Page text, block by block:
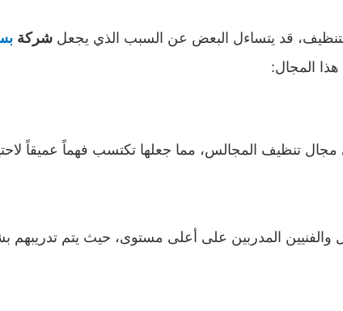
قد يتساءل البعض عن السبب الذي يجعل شركة
المجال:
تنظيف المجالس، مما جعلها تكتسب فهماً عميقاً
المدربين على أعلى مستوى، حيث يتم